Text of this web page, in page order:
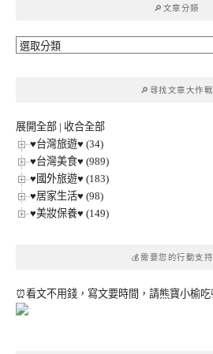
🔎文章分類
🔎
🔎尋找文章大作戰
展開全部 | 收合全部
♥台灣旅遊♥ (34)
♥台灣美食♥ (989)
♥國外旅遊♥ (183)
♥居家生活♥ (98)
♥美妝保養♥ (149)
💰需要您的行動支持
⏰看文不用錢，寫文要時間，請熊寶小榆吃